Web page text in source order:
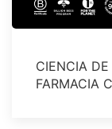
CIENCIA
FARMACIA